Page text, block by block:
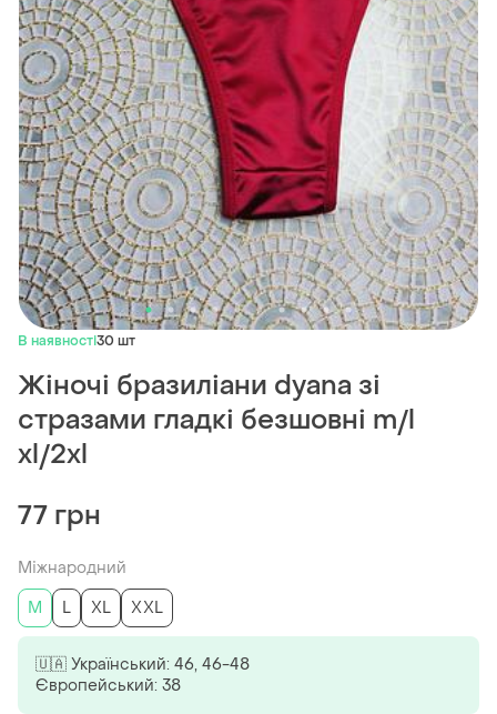
В наявності30 шт
Жіночі бразиліани dyana зі
стразами гладкі безшовні m/l
xl/2xl
77 грн
Міжнародний
M
L XL XXL
🇺🇦 Український: 46, 46-48
Європейський: 38